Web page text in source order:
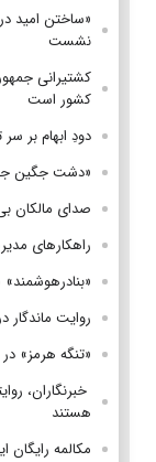
«ساختن امید
نشست
کشتیرانی
کشور است
دودِ ابهام بر
«دشت جگین
صدای مالکان
راهکارهای
روایت ماندگار
«تنگه هرمز»
خبرنگاران،
هستند
مکالمه رایگان